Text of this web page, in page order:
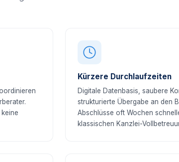
Kürzere Durchlaufzeiten
Digitale Datenbasis, saubere
strukturierte Übergabe an den
Abschlüsse oft Wochen
klassischen Kanzlei-